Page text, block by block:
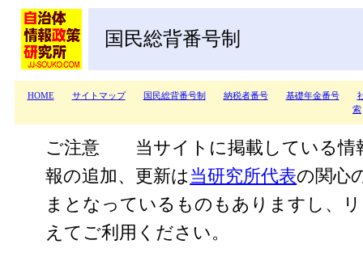
国民総背番号制
HOME サイトマップ 国民総背番号制 納税者番号 基礎年金番号
索
ご注意 当サイトに掲載している情
報の追加、更新は 当研究所代表の関心
まとなっているものもありますし、
えてご利用ください。